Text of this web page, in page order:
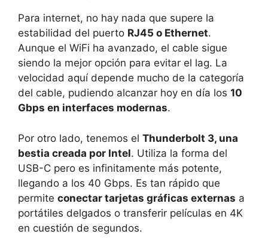
Para internet, no hay nada que supere la
estabilidad del puerto RJ45 o Ethernet.
Aunque el WiFi ha avanzado, el cable sigue
siendo la mejor opción para evitar el lag. La
velocidad aquí depende mucho de la categoría
del cable, pudiendo alcanzar hoy en día los 10
Gbps en interfaces modernas.
Por otro lado, tenemos el Thunderbolt 3, una
bestia creada por Intel. Utiliza la forma del
USB-C pero es infinitamente más potente,
llegando a los 40 Gbps. Es tan rápido que
permite conectar tarjetas gráficas externas a
portátiles delgados o transferir películas en 4K
en cuestión de segundos.